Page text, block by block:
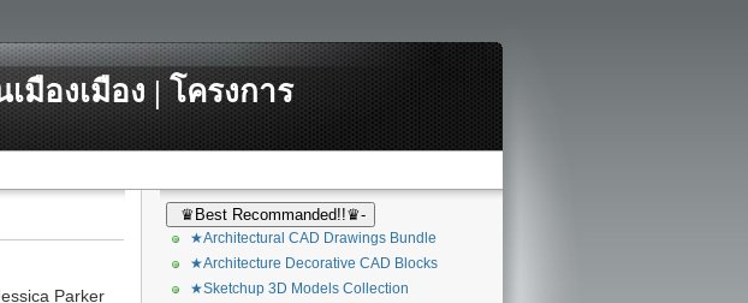
องเมือง | โครงการ
Parker
♛Best Recommanded!!♛-
★Architectural CAD Drawings Bundle
★Architecture Decorative CAD Blocks
★Sketchup 3D Models Collection